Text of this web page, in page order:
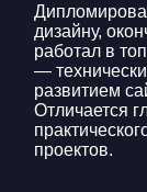
дизайну,
работал в
—
развитием
Отличается
проектов.